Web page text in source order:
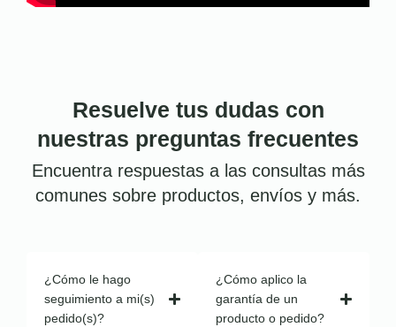
Resuelve tus dudas con
nuestras preguntas frecuentes
Encuentra respuestas a las consultas más
comunes sobre productos, envíos y más.
¿Cómo le hago
seguimiento a mi(s)
pedido(s)?
¿Cómo aplico la
garantía de un
producto o pedido?